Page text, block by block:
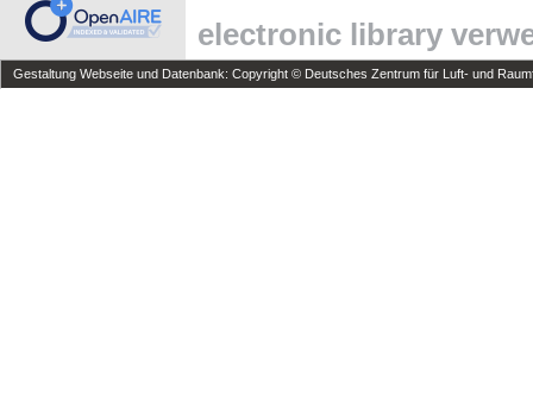
electronic library
Gestaltung Webseite und Datenbank: Copyright © Deutsches Zentrum für Luft- und